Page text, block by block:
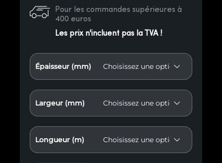
Pour les commandes supérieures à
400 euros
Les prix n'incluent pas la TVA !
Épaisseur (mm)
Largeur (mm)
Longueur (m)